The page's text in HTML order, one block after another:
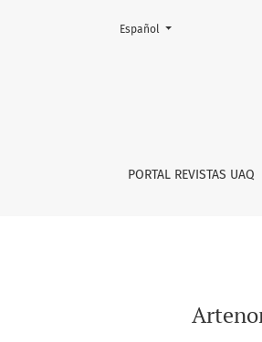
Artenomía y el
PORTAL REVISTAS UAQ
Cambiar el idioma. El actual
Español